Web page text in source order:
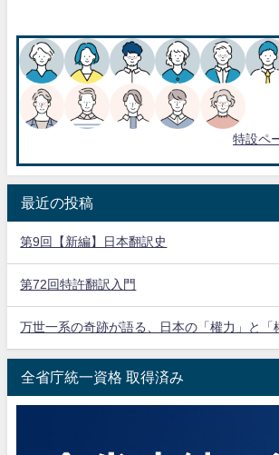
特設ペ
最近の投稿
第9回【新編】日本翻訳史
第72回特許翻訳入門
万世一系の奇跡が語る、日本の「權力」と「
全省庁統一資格 取得済み